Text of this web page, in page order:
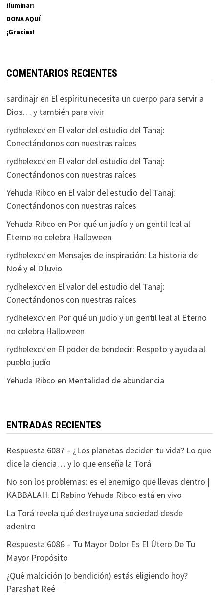
iluminar:
DONA AQUÍ
¡Gracias!
COMENTARIOS RECIENTES
sardinajren El espíritu necesita un cuerpo para servir a
Dios… y también para vivir
rydhelexcven El valor del estudio del Tanaj:
Conectándonos con nuestras raíces
rydhelexcven El valor del estudio del Tanaj:
Conectándonos con nuestras raíces
Yehuda Ribco en El valor del estudio del Tanaj:
Conectándonos con nuestras raíces
Yehuda Ribco en Por qué un judío y un gentil leal al
Eterno no celebra Halloween
rydhelexcven Mensajes de inspiración: La historia de
Noé y el Diluvio
rydhelexcven El valor del estudio del Tanaj:
Conectándonos con nuestras raíces
rydhelexcven Por qué un judío y un gentil leal al Eterno
no celebra Halloween
rydhelexcven El poder de bendecir: Respeto y ayuda al
pueblo judío
Yehuda Ribco en Mentalidad de abundancia
ENTRADAS RECIENTES
Respuesta 6087 – ¿Los planetas deciden tu vida? Lo que
dice la ciencia… y lo que enseña la Torá
No son los problemas: es el enemigo que llevas dentro |
KABBALAH. El Rabino Yehuda Ribco está en vivo
La Torá revela qué destruye una sociedad desde
adentro
Respuesta 6086 – Tu Mayor Dolor Es El Útero De Tu
Mayor Propósito
¿Qué maldición (o bendición) estás eligiendo hoy?
Parashat Reé